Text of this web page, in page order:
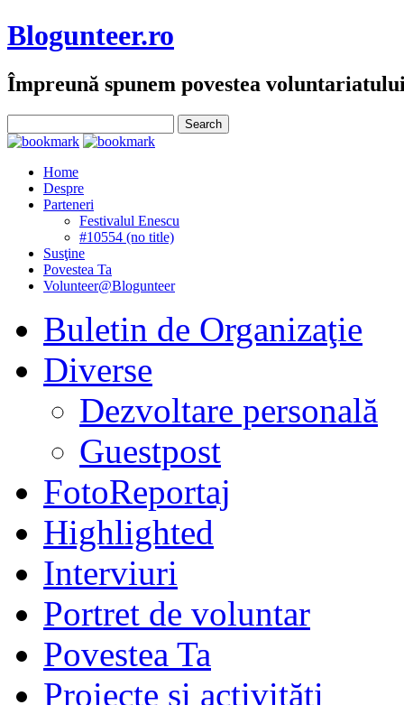
Blogunteer.ro
Împreună spunem povestea
Home
Despre
Parteneri
Festivalul Enescu
#10554 (no title)
Susţine
Povestea Ta
Volunteer@Blogunteer
Buletin de Organizaţie
Diverse
Dezvoltare personală
Guestpost
FotoReportaj
Highlighted
Interviuri
Portret de voluntar
Povestea Ta
Proiecte şi activităţi